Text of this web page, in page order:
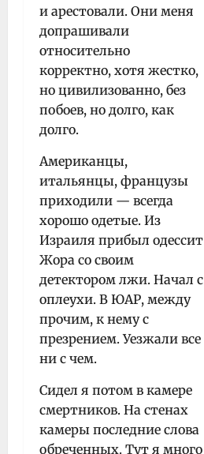
и арестовали. Они меня
допрашивали
относительно
корректно, хотя жестко,
но цивилизованно, без
побоев, но долго, как
долго.
Американцы,
итальянцы, французы
приходили — всегда
хорошо одетые. Из
Израиля прибыл одессит
Жора со своим
детектором лжи. Начал с
оплеухи. В ЮАР, между
прочим, к нему с
презрением. Уезжали все
ни с чем.
Сидел я потом в камере
смертников. На стенах
камеры последние слова
обреченных. Тут я много